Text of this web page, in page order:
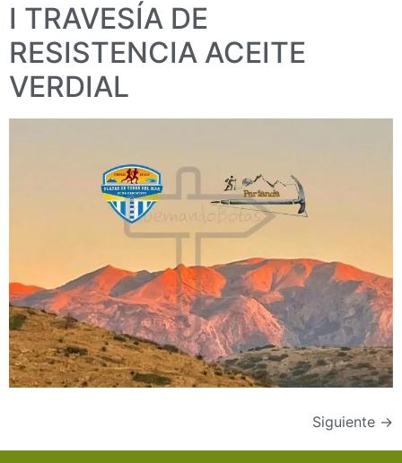
I TRAVESÍA DE
RESISTENCIA ACEITE
VERDIAL
Siguiente →